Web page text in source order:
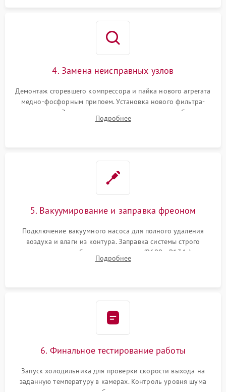
4. Замена неисправных узлов
Демонтаж сгоревшего компрессора и пайка нового агрегата
медно-фосфорным припоем. Установка нового фильтра-
осушителя. Замена изношенных вентиляторов обдува,
сломанных заслонок или поврежденных дверных петель.
Подробнее
5. Вакуумирование и заправка фреоном
Подключение вакуумного насоса для полного удаления
воздуха и влаги из контура. Заправка системы строго
дозированным объемом хладагента (R600a, R134a) по
электронным весам. Контроль рабочего давления в системе.
Подробнее
6. Финальное тестирование работы
Запуск холодильника для проверки скорости выхода на
заданную температуру в камерах. Контроль уровня шума